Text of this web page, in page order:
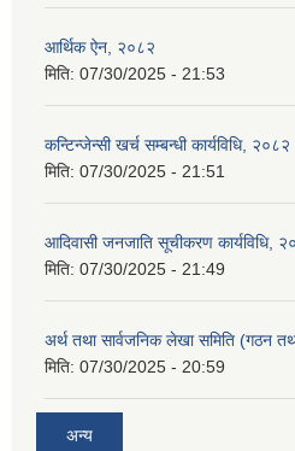
आर्थिक ऐन, २०८२
मिति: 07/30/2025 - 21:53
कन्टिन्जेन्सी खर्च सम्बन्धी कार्यविधि, २०८२
मिति: 07/30/2025 - 21:51
आदिवासी जनजाति सूचीकरण कार्यविधि,
मिति: 07/30/2025 - 21:49
अर्थ तथा सार्वजनिक लेखा समिति (गठन
मिति: 07/30/2025 - 20:59
अन्य